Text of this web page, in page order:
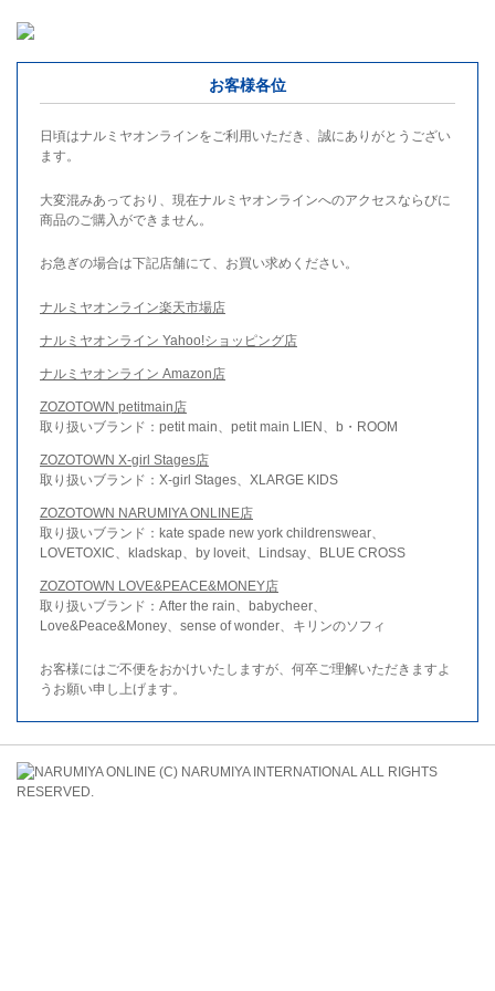
お客様各位
日頃はナルミヤオンラインをご利用いただき、誠にありがとうござい
ます。
大変混みあっており、現在ナルミヤオンラインへのアクセスならびに
商品のご購入ができません。
お急ぎの場合は下記店舗にて、お買い求めください。
ナルミヤオンライン楽天市場店
ナルミヤオンライン Yahoo!ショッピング店
ナルミヤオンライン Amazon店
ZOZOTOWN petitmain店
取り扱いブランド：petit main、petit main LIEN、b・ROOM
ZOZOTOWN X-girl Stages店
取り扱いブランド：X-girl Stages、XLARGE KIDS
ZOZOTOWN NARUMIYA ONLINE店
取り扱いブランド：kate spade new york childrenswear、
LOVETOXIC、kladskap、by loveit、Lindsay、BLUE CROSS
ZOZOTOWN LOVE&PEACE&MONEY店
取り扱いブランド：After the rain、babycheer、
Love&Peace&Money、sense of wonder、キリンのソフィ
お客様にはご不便をおかけいたしますが、何卒ご理解いただきますよ
うお願い申し上げます。